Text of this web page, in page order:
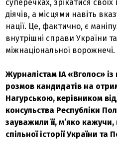
суперечках, зрікатися
діячів, а місцями навіть
нації. Це, фактично, є
внутрішні справи України
міжнаціональної ворожнечі.
Журналістам ІА «Вголос»
розмов кандидатів на
Нагурською, керівником
консульства Республіки
зауважили її, м’яко
спільної історії України